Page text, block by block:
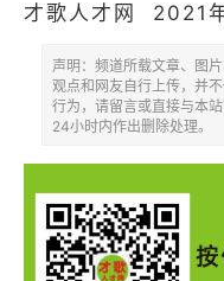
才歌人才网 2021
声明：频道所载文章、图
观点和网友自行上传，并
行为，请留言或直接与本
24小时内作出删除处理。